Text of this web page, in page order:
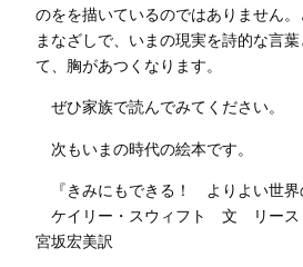
のをを描いているのではありません
まなざしで、いまの現実を詩的な言
て、胸があつくなります。
ぜひ家族で読んでみてください。
次もいまの時代の絵本です。
『きみにもできる！ よりよい世界
ケイリー・スウィフト 文 リー
宮坂宏美訳